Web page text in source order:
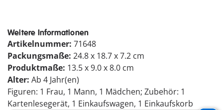
Weitere Informationen
Artikelnummer: 71648
Packungsmaße: 24.8 x 18.7 x 7.2 cm
Produktmaße: 13.5 x 9.0 x 8.0 cm
Alter: Ab 4 Jahr(en)
Figuren: 1 Frau, 1 Mann, 1 Mädchen; Zubehör: 1
Kartenlesegerät, 1 Einkaufswagen, 1 Einkaufskorb